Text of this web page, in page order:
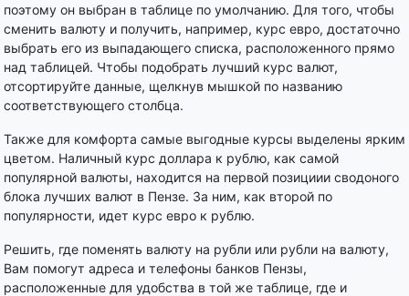
поэтому он выбран в таблице по умолчанию. Для того, чтобы
сменить валюту и получить, например, курс евро, достаточно
выбрать его из выпадающего списка, расположенного прямо
над таблицей. Чтобы подобрать лучший курс валют,
отсортируйте данные, щелкнув мышкой по названию
соответствующего столбца.
Также для комфорта самые выгодные курсы выделены ярким
цветом. Наличный курс доллара к рублю, как самой
популярной валюты, находится на первой позициии сводоного
блока лучших валют в Пензе. За ним, как второй по
популярности, идет курс евро к рублю.
Решить, где поменять валюту на рубли или рубли на валюту,
Вам помогут адреса и телефоны банков Пензы,
расположенные для удобства в той же таблице, где и